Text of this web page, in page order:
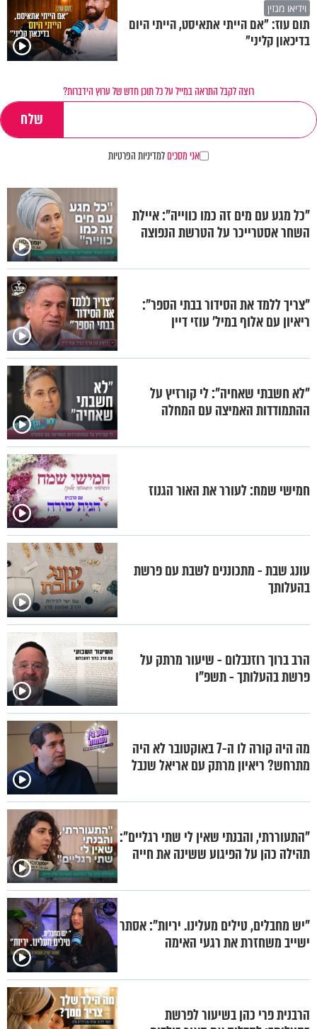
וידיאו מגזין
תום עוז: "אם הייתי אתאיסט, הייתי היום
בדיכאון קליני"
רוצה לקבל התראה במייל על כל תוכן חדש של ערוץ הידברות?
אני מסכיםלמדיניות הפרטיות
"כל מגע עם מים זה כמו כווייה": איילת
השחר אסטרייכר על הטרשת הנפוצה
"צריך ללמד את הסידור בבתי הספר":
ריאיון עם אלוף במיל' עוזי דיין
"לא חשבתי שאחיה": לי קורזיץ על
ההתמודדות האמיצה עם המחלה
חמישי שמח: לעורר את האור הגנוז
עונג שבת - מתכוננים לשבת עם פרשת
בהעלותך
הרב ברוך רוזנבלום - שיעור מרתק על
פרשת בהעלותך - תשפ"ו
מה היה קורה לו ה-7 באוקטובר לא היה
מתרחש? ריאיון מרתק עם אריאל שנבל
"התעוררתי, והבנתי שאין לי שתי רגליים":
תהילה כהן על הפיגוע ששינה את חייה
"יש מחבלים, טילים מעלינו. יריות": אסתר
ישייב משחזרת את רגעי האימה
הרבנית פרי כהן בשיעור לפרשת